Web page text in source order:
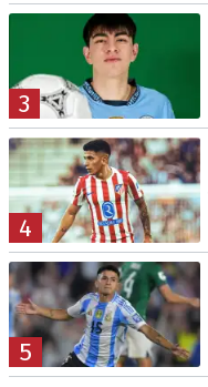
3
4
5